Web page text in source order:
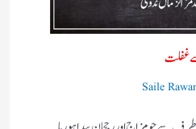
غفلت
Saile